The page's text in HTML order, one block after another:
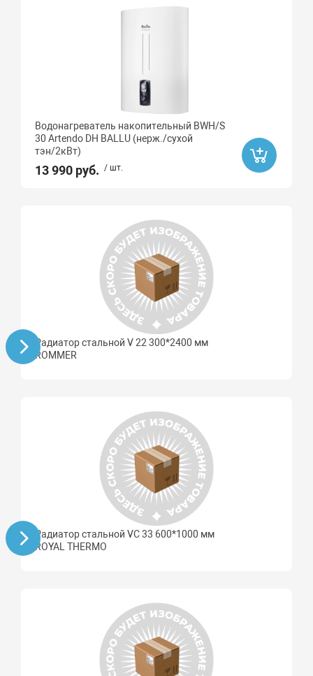
Водонагреватель накопительный BWH/S
30 Artendo DH BALLU (нерж./сухой
тэн/2кВт)
13 990 руб. / шт.
Радиатор стальной V 22 300*2400 мм
ROMMER
Радиатор стальной VC 33 600*1000 мм
ROYAL THERMO